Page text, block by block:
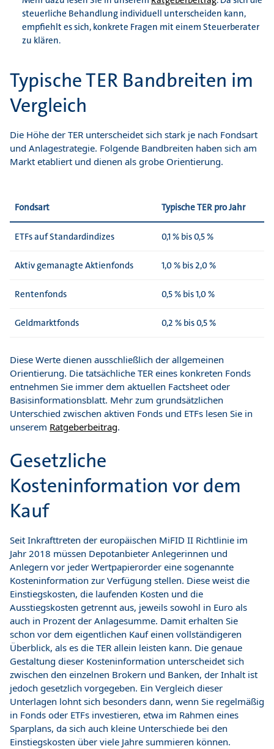
steuerliche Behandlung individuell unterscheiden kann,
empfiehlt es sich, konkrete Fragen mit einem Steuerberater
zu klären.
Typische TER Bandbreiten im
Vergleich
Die Höhe der TER unterscheidet sich stark je nach Fondsart
und Anlagestrategie. Folgende Bandbreiten haben sich am
Markt etabliert und dienen als grobe Orientierung.
Fondsart Typische TER pro Jahr
ETFs auf Standardindizes 0,1 % bis 0,5 %
Aktiv gemanagte Aktienfonds 1,0 % bis 2,0 %
Rentenfonds 0,5 % bis 1,0 %
Geldmarktfonds 0,2 % bis 0,5 %
Diese Werte dienen ausschließlich der allgemeinen
Orientierung. Die tatsächliche TER eines konkreten Fonds
entnehmen Sie immer dem aktuellen Factsheet oder
Basisinformationsblatt. Mehr zum grundsätzlichen
Unterschied zwischen aktiven Fonds und ETFs lesen Sie in
unserem Ratgeberbeitrag.
Gesetzliche
Kosteninformation vor dem
Kauf
Seit Inkrafttreten der europäischen MiFID II Richtlinie im
Jahr 2018 müssen Depotanbieter Anlegerinnen und
Anlegern vor jeder Wertpapierorder eine sogenannte
Kosteninformation zur Verfügung stellen. Diese weist die
Einstiegskosten, die laufenden Kosten und die
Ausstiegskosten getrennt aus, jeweils sowohl in Euro als
auch in Prozent der Anlagesumme. Damit erhalten Sie
schon vor dem eigentlichen Kauf einen vollständigeren
Überblick, als es die TER allein leisten kann. Die genaue
Gestaltung dieser Kosteninformation unterscheidet sich
zwischen den einzelnen Brokern und Banken, der Inhalt ist
jedoch gesetzlich vorgegeben. Ein Vergleich dieser
Unterlagen lohnt sich besonders dann, wenn Sie regelmäßig
in Fonds oder ETFs investieren, etwa im Rahmen eines
Sparplans, da sich auch kleine Unterschiede bei den
Einstiegskosten über viele Jahre summieren können.